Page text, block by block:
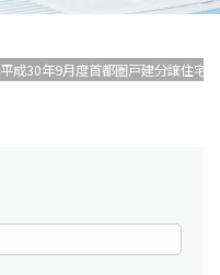
平成30年9月度首都圏戸建分譲住宅